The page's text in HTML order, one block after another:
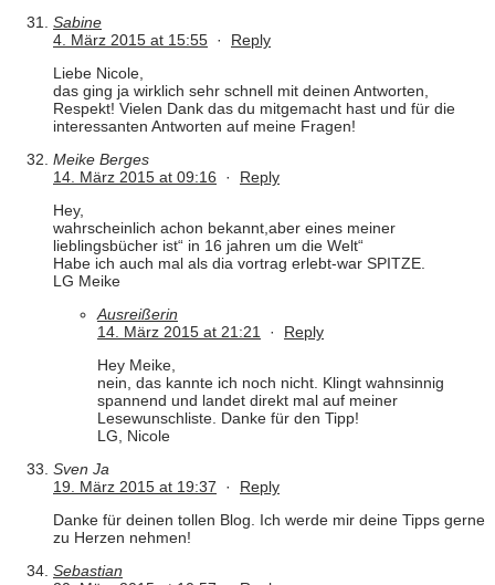
Sabine
4. März 2015 at 15:55 · Reply
Liebe Nicole,
das ging ja wirklich sehr schnell mit deinen Antworten,
Respekt! Vielen Dank das du mitgemacht hast und für die
interessanten Antworten auf meine Fragen!
Meike Berges
14. März 2015 at 09:16 · Reply
Hey,
wahrscheinlich achon bekannt,aber eines meiner
lieblingsbücher ist“ in 16 jahren um die Welt“
Habe ich auch mal als dia vortrag erlebt-war SPITZE.
LG Meike
Ausreißerin
14. März 2015 at 21:21 · Reply
Hey Meike,
nein, das kannte ich noch nicht. Klingt wahnsinnig
spannend und landet direkt mal auf meiner
Lesewunschliste. Danke für den Tipp!
LG, Nicole
Sven Ja
19. März 2015 at 19:37 · Reply
Danke für deinen tollen Blog. Ich werde mir deine Tipps gerne
zu Herzen nehmen!
Sebastian